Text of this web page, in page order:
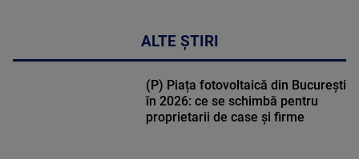
ALTE ȘTIRI
(P) Piața fotovoltaică din București
în 2026: ce se schimbă pentru
proprietarii de case și firme